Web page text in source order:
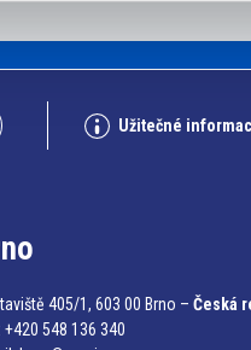
Užitečné
405/1, 603 00 Brno – Česká
+420 548 136 340